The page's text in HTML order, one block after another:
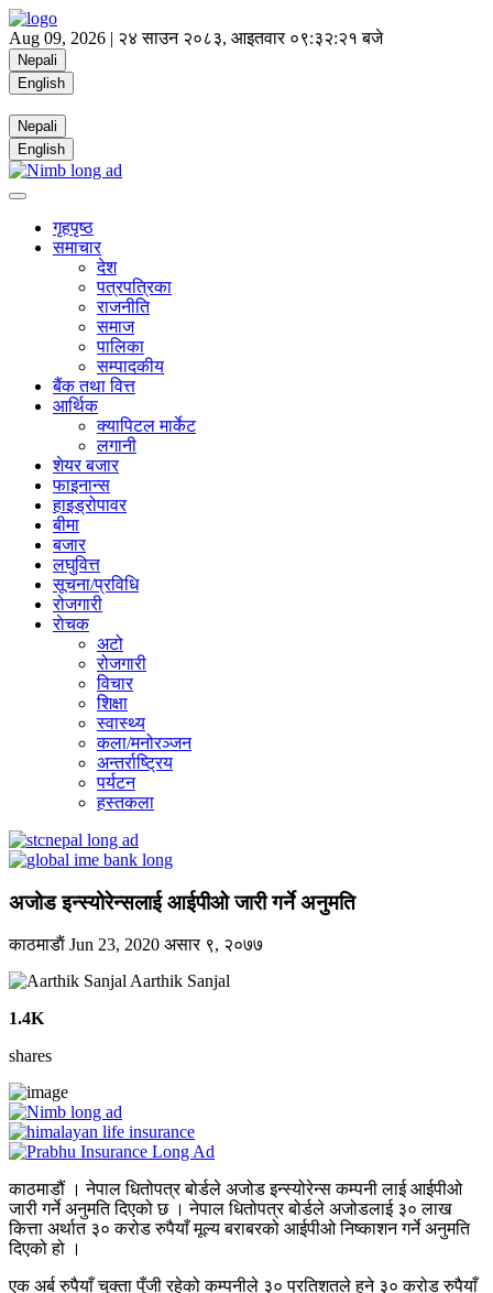
Aug 09, 2026 | २४ साउन २०८३, आइतवार ०९:३२:२१ बजे
Nepali
English
Nepali
English
गृहपृष्ठ
समाचार
देश
पत्रपत्रिका
राजनीति
समाज
पालिका
सम्पादकीय
बैंक तथा वित्त
आर्थिक
क्यापिटल मार्केट
लगानी
शेयर बजार
फाइनान्स
हाइड्रोपावर
बीमा
बजार
लघुवित्त
सूचना/प्रविधि
रोजगारी
राेचक
अटो
रोजगारी
विचार
शिक्षा
स्वास्थ्य
कला/मनोरञ्जन
अन्तर्राष्ट्रिय
पर्यटन
हस्तकला
अजोड इन्स्योरेन्सलाई आईपीओ जारी गर्ने अनुमति
काठमाडाैं Jun 23, 2020 असार ९, २०७७
Aarthik Sanjal
1.4K
shares
काठमाडौं । नेपाल धितोपत्र बोर्डले अजोड इन्स्योरेन्स कम्पनी लाई आईपीओ
जारी गर्ने अनुमति दिएको छ । नेपाल धितोपत्र बोर्डले अजोडलाई ३० लाख
कित्ता अर्थात ३० करोड रुपैयाँ मूल्य बराबरको आईपीओ निष्काशन गर्ने अनुमति
दिएको हो ।
एक अर्ब रुपैयाँ चुक्ता पुँजी रहेको कम्पनीले ३० प्रतिशतले हुने ३० करोड रुपैयाँ